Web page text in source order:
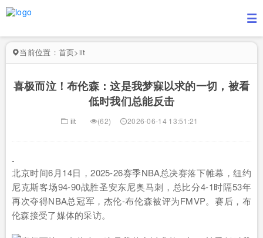
当前位置： 首页>iit
喜极而泣！布伦森：这是我梦寐以求的一切，被看
低时我们总能反击
iit (62) 2026-06-14 13:51:21
-
北京时间6月14日，2025-26赛季NBA总决赛落下帷幕，纽约
尼克斯客场94-90战胜圣安东尼奥马刺，总比分4-1时隔53年
再次夺得NBA总冠军，杰伦-布伦森被评为FMVP。赛后，布
伦森接受了媒体的采访。